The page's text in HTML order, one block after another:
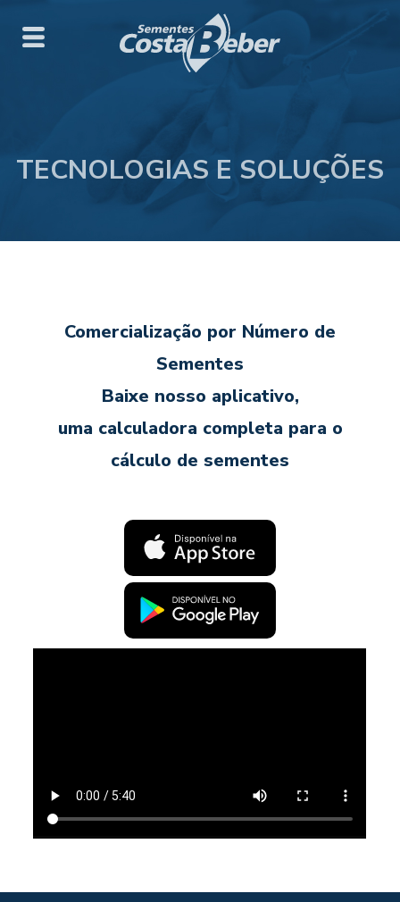
TECNOLOGIAS E SOLUÇÕES
Comercialização por Número de
Sementes
Baixe nosso aplicativo,
uma calculadora completa para o
cálculo de sementes